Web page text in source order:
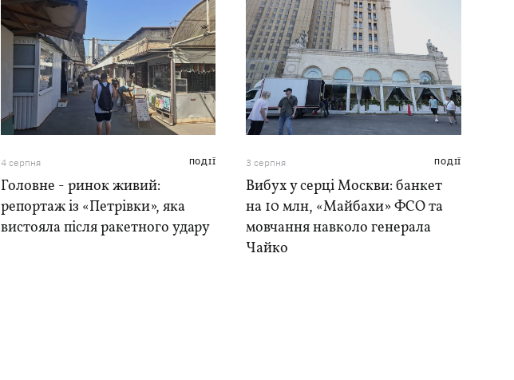
4 серпня ПОДІЇ
Головне - ринок живий:
репортаж із «Петрівки», яка
вистояла після ракетного удару
3 серпня ПОДІЇ
Вибух у серці Москви: банкет
на 10 млн, «Майбахи» ФСО та
мовчання навколо генерала
Чайко